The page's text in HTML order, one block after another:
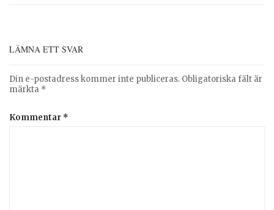
LÄMNA ETT SVAR
Din e-postadress kommer inte publiceras. Obligatoriska fält är
märkta *
Kommentar *